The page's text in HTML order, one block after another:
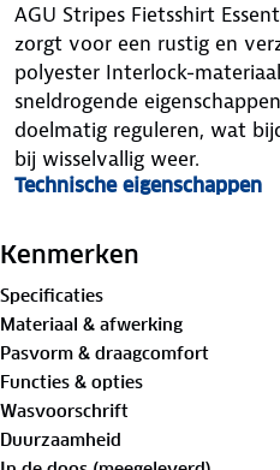
AGU Stripes Fietsshirt
zorgt voor een rustig en
polyester Interlock-
sneldrogende
doelmatig reguleren, wat
bij wisselvallig weer.
Technische eigenschappen
Voorzien van een
de gekozen positie blijft
Uitgerust met drie
Onderzijde is voorzien
tijdens het fietsen
Dit fietsshirt biedt de
combinatie van materiaal
Kenmerken
Specificaties
Materiaal & afwerking
Pasvorm & draagcomfort
Functies & opties
Wasvoorschrift
Duurzaamheid